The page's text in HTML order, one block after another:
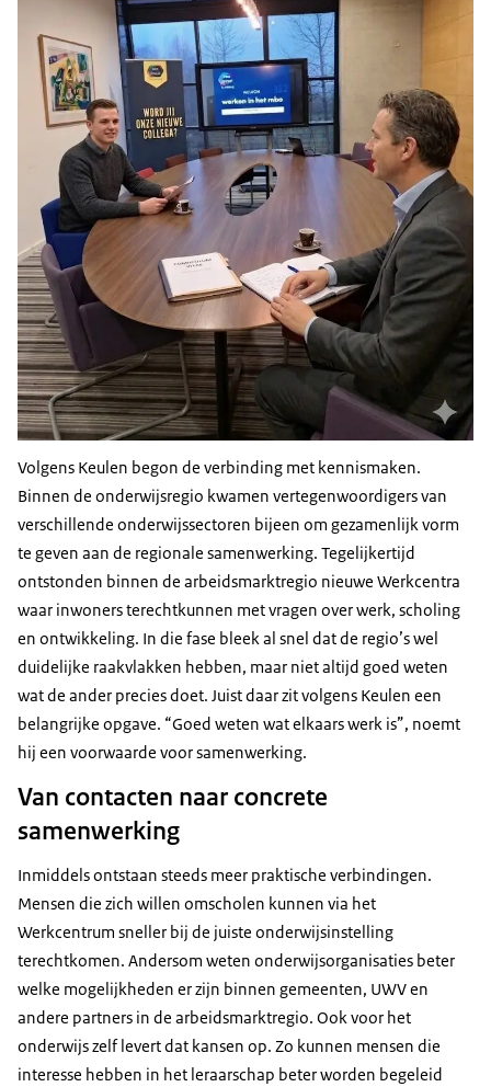
Volgens Keulen begon de verbinding met kennismaken.
Binnen de onderwijsregio kwamen vertegenwoordigers van
verschillende onderwijssectoren bijeen om gezamenlijk vorm
te geven aan de regionale samenwerking. Tegelijkertijd
ontstonden binnen de arbeidsmarktregio nieuwe Werkcentra
waar inwoners terechtkunnen met vragen over werk, scholing
en ontwikkeling. In die fase bleek al snel dat de regio’s wel
duidelijke raakvlakken hebben, maar niet altijd goed weten
wat de ander precies doet. Juist daar zit volgens Keulen een
belangrijke opgave. “Goed weten wat elkaars werk is”, noemt
hij een voorwaarde voor samenwerking.
Van contacten naar concrete
samenwerking
Inmiddels ontstaan steeds meer praktische verbindingen.
Mensen die zich willen omscholen kunnen via het
Werkcentrum sneller bij de juiste onderwijsinstelling
terechtkomen. Andersom weten onderwijsorganisaties beter
welke mogelijkheden er zijn binnen gemeenten, UWV en
andere partners in de arbeidsmarktregio. Ook voor het
onderwijs zelf levert dat kansen op. Zo kunnen mensen die
interesse hebben in het leraarschap beter worden begeleid